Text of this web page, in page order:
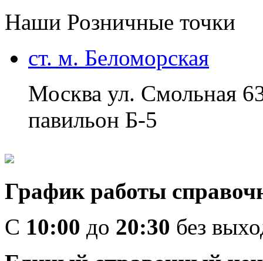
Наши Розничные точки
ст. м. Беломорская
Москва ул. Смольная
павильон Б-5
График работы
C 10:00 до 20:30 без